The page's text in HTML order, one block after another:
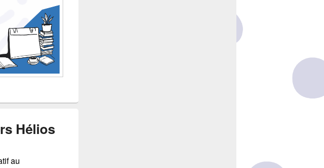
Hélios
au